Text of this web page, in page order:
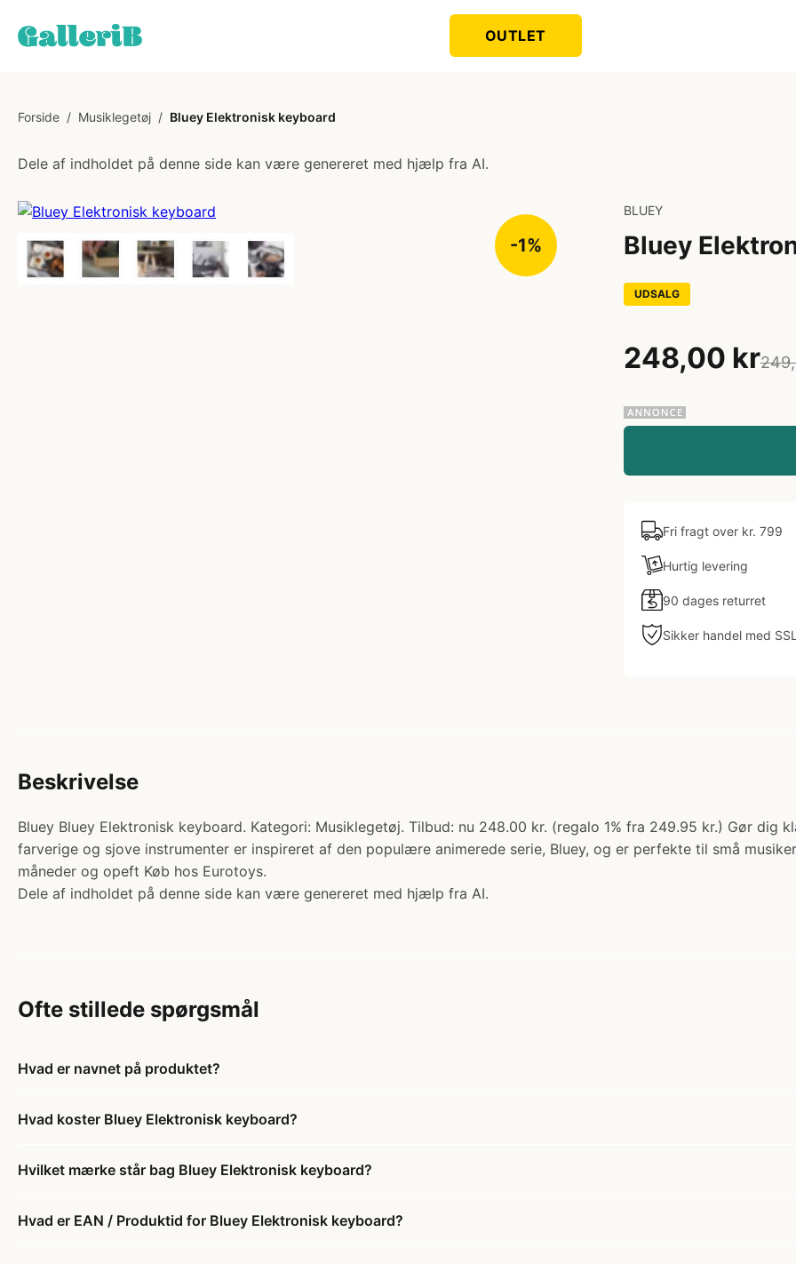
OUTLET
Forside / Musiklegetøj / Bluey Elektronisk keyboard
Dele af indholdet på denne side kan være genereret med hjælp fra AI.
-1%
BLUEY
Bluey
UDSALG
248,00 kr
Fri fragt over kr. 799
Hurtig levering
90 dages returret
Sikker handel med SSL
Beskrivelse
Bluey Bluey Elektronisk keyboard. Kategori: Musiklegetøj. Tilbud: nu 248.00 kr. (regalo 1% fra 249.95 kr.) Gør dig
farverige og sjove instrumenter er inspireret af den populære animerede serie, Bluey, og er perfekte til små
måneder og opeft Køb hos Eurotoys.
Dele af indholdet på denne side kan være genereret med hjælp fra AI.
Ofte stillede spørgsmål
Hvad er navnet på produktet?
Hvad koster Bluey Elektronisk keyboard?
Hvilket mærke står bag Bluey Elektronisk keyboard?
Hvad er EAN / Produktid for Bluey Elektronisk keyboard?